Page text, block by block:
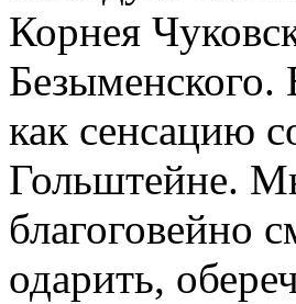
Корнея
как сенсацию
Гольштейне.
благоговейно
одарить,